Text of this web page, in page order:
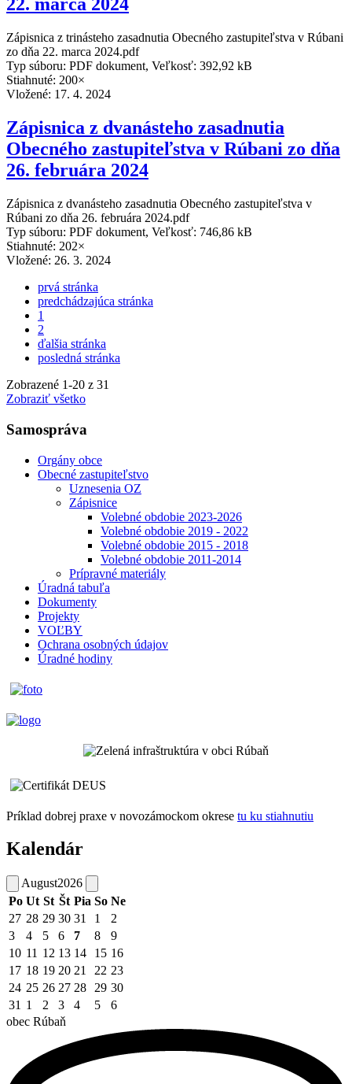
22. marca 2024
Zápisnica z trinásteho zasadnutia Obecného zastupiteľstva v Rúbani
zo dňa 22. marca 2024.pdf
Typ súboru: PDF dokument, Veľkosť: 392,92 kB
Stiahnuté: 200×
Vložené: 17. 4. 2024
Zápisnica z dvanásteho zasadnutia
Obecného zastupiteľstva v Rúbani zo dňa
26. februára 2024
Zápisnica z dvanásteho zasadnutia Obecného zastupiteľstva v
Rúbani zo dňa 26. februára 2024.pdf
Typ súboru: PDF dokument, Veľkosť: 746,86 kB
Stiahnuté: 202×
Vložené: 26. 3. 2024
prvá stránka
predchádzajúca stránka
1
2
ďalšia stránka
posledná stránka
Zobrazené 1-20 z 31
Zobraziť všetko
Samospráva
Orgány obce
Obecné zastupiteľstvo
Uznesenia OZ
Zápisnice
Volebné obdobie 2023-2026
Volebné obdobie 2019 - 2022
Volebné obdobie 2015 - 2018
Volebné obdobie 2011-2014
Prípravné materiály
Úradná tabuľa
Dokumenty
Projekty
VOĽBY
Ochrana osobných údajov
Úradné hodiny
Príklad dobrej praxe v novozámockom okrese tu ku stiahnutiu
Kalendár
August2026
Po Ut St Št Pia So Ne
27 28 29 30 31 1
2
3
4 5 6 7 8
9
10 11 12 13 14 15 16
17 18 19 20 21 22 23
24 25 26 27 28 29 30
31 1 2 3 4 5
6
obec Rúbaň